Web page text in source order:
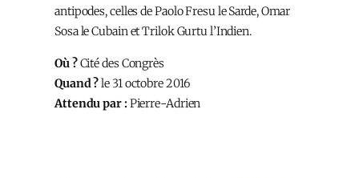
antipodes, celles de Paolo Fresu le Sarde, Omar
Sosa le Cubain et Trilok Gurtu l’Indien.
Où ?Cité des Congrès
Quand ?le 31 octobre 2016
Attendu par :Pierre-Adrien